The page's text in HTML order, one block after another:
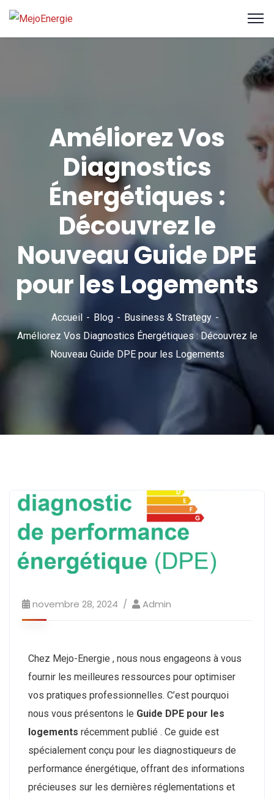
Améliorez Vos
Diagnostics
Énergétiques :
Découvrez le
Nouveau Guide DPE
pour les Logements
Accueil Blog
Business & Strategy
Améliorez Vos Diagnostics Énergétiques : Découvrez le
Nouveau Guide DPE pour les Logements
novembre 28, 2024 Admin
Chez Mejo-Energie , nous nous engageons à vous
fournir les meilleures ressources pour optimiser
vos pratiques professionnelles. C’est pourquoi
nous vous présentons le Guide DPE pour les
logements récemment publié . Ce guide est
spécialement conçu pour les diagnostiqueurs de
performance énergétique, offrant des informations
précieuses sur les dernières réglementations et